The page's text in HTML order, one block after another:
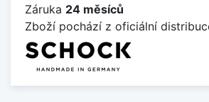
Záruka 24 měsíců
Zboží pochází z oficiální